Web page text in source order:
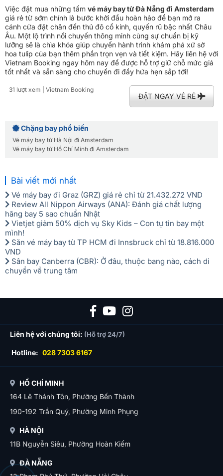
Việc đặt mua những tấm vé máy bay từ Đà Nẵng đi Amsterdam
giá rẻ từ sớm chính là bước khởi đầu hoàn hảo để bạn mở ra
cánh cửa đặt chân đến thủ đô cổ kính, quyến rũ bậc nhất Châu
Âu. Một lộ trình nối chuyến thông minh cùng sự chuẩn bị kỹ
lưỡng sẽ là chìa khóa giúp chuyến hành trình khám phá xứ sở
hoa tulip của bạn thêm phần trọn vẹn và tiết kiệm. Hãy liên hệ với
Vietnam Booking ngay hôm nay để được hỗ trợ giữ chỗ mức giá
tốt nhất và sẵn sàng cho chuyến đi đầy hứa hẹn sắp tới!
31 lượt xem | Vietnam Booking
ĐẶT NGAY VÉ RẺ
Chặng bay phổ biến
Vé máy bay từ Hà Nội đi Amsterdam
Vé máy bay từ Hồ Chí Minh đi Amsterdam
Bài viết mới nhất
Vé máy bay đi Graz (GRZ) giá rẻ chỉ từ 21.432.272 VND
Review All Nippon Airways (ANA): Đánh giá chất lượng
hãng bay 5 sao chuẩn Nhật
Vietjet giảm 50% dịch vụ Sky Kids – Con tự tin bay một
mình!
Săn vé máy bay từ TP HCM đi Innsbruck chỉ từ 18.816.000
VND
Sân bay Canberra (CBR): Ở đâu, thuộc bang nào, cách di
chuyển về trung tâm
Liên hệ với chúng tôi: (Hỗ trợ 24/7)
Hotline: 028 7303 6167
HỒ CHÍ MINH
164 Lê Thánh Tôn, Phường Bến Thành
190-192 Trần Quý, Phường Minh Phụng
HÀ NỘI
11B Nguyễn Siêu, Phường Hoàn Kiếm
ĐÀ NẴNG